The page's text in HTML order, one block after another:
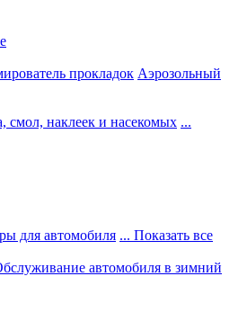
прокладок Аэрозольный
смол, наклеек и насекомых ...
для автомобиля ... Показать все
автомобиля в зимний